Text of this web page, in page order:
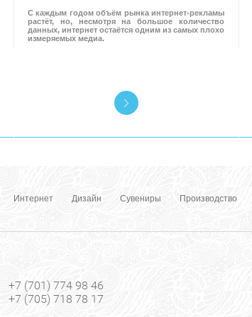
С каждым годом объём рынка интернет-рекламы
растёт, но, несмотря на большое количество
данных, интернет остаётся одним из самых плохо
измеряемых медиа.
Интернет Дизайн Сувениры Производство
+7 (701) 774 98 46
+7 (705) 718 78 17